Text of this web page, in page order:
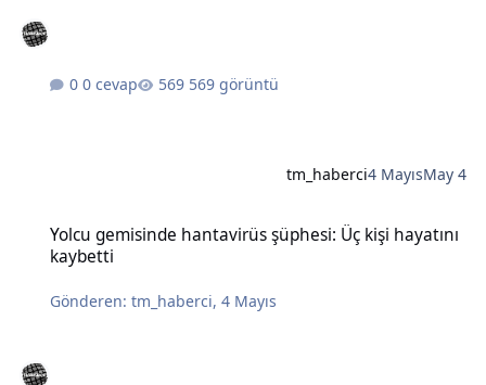
0 cevap 569 görüntü
tm_haberci4 MayısMay 4
Yolcu gemisinde hantavirüs şüphesi: Üç kişi hayatını
kaybetti
Gönderen:tm_haberci,4 Mayıs